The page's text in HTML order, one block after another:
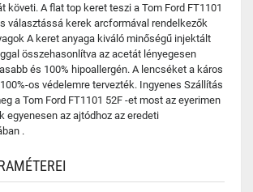
követi. A flat top keret teszi a Tom Ford FT1101
választássá kerek arcformával rendelkezők
A keret anyaga kiváló minőségű injektált
összehasonlítva az acetát lényegesen
és 100% hipoallergén. A lencséket a káros
os védelemre tervezték. Ingyenes Szállítás
a Tom Ford FT1101 52F -et most az eyerimen
egyenesen az ajtódhoz az eredeti
.